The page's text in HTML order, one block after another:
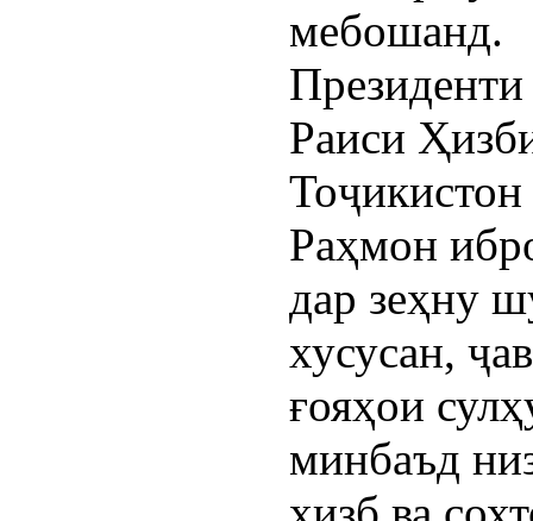
мебошанд.
Раиси
Раҳмон
дар зеҳну
хусусан,
ғояҳои
минбаъд